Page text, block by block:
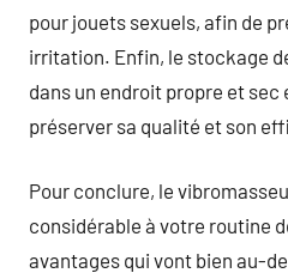
pour jouets sexuels, afin de
irritation. Enfin, le stockage
dans un endroit propre et
préserver sa qualité et son
Pour conclure, le
considérable à votre routine
avantages qui vont bien au-